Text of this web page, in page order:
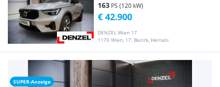
163 PS (120 kW)
DENZEL Wien 17
1170 Wien, 17. Bezirk, Hernals
€ 42.900
SUPER-Anzeige